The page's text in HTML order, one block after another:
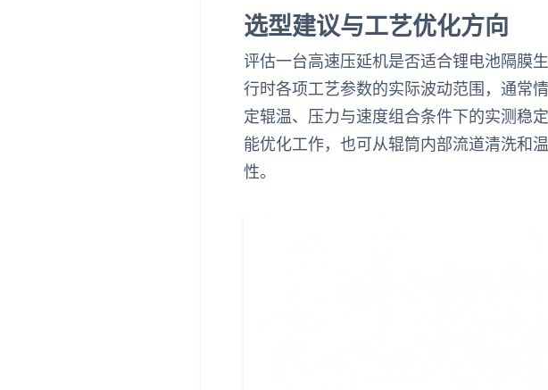
选型建议与工艺优化方向
评估一台高速压延机是否适合锂电池隔膜
行时各项工艺参数的实际波动范围，通常
定辊温、压力与速度组合条件下的实测稳
能优化工作，也可从辊筒内部流道清洗和
性。